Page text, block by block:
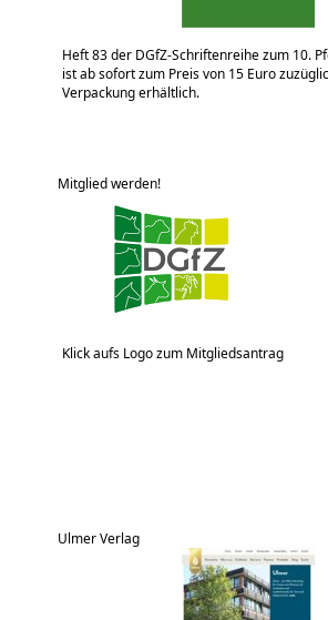
Heft 83 der DGfZ-Schriftenreihe zum 10.
ist ab sofort zum Preis von 15 Euro
Verpackung erhältlich.
Mitglied werden!
Klick aufs Logo zum Mitgliedsantrag
Ulmer Verlag